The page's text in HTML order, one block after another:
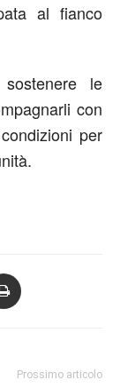
al fianco
le
con
per
Prossimo articolo